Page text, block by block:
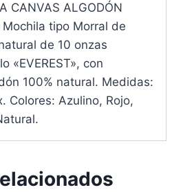
CANVAS ALGODÓN
Mochila tipo Morral de
de 10 onzas
«EVEREST», con
100% natural. Medidas:
Colores: Azulino, Rojo,